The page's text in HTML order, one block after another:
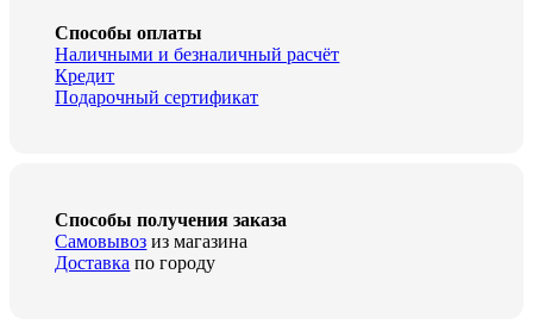
Способы оплаты
Наличными и безналичный расчёт
Кредит
Подарочный сертификат
Способы получения заказа
Самовывоз из магазина
Доставка по городу